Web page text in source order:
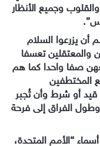
وجميع الأنظار
يزرعوا السلام
والمعتقلين تعسفا
صفا واحدا كما هم
المختطفين
أو شرط وأن تُجبر
الفراق إلى فرحة
“الأمم المتحدة،